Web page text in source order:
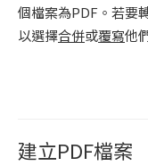
個檔案為PDF。若要
以選擇合併或覆寫他
建立PDF檔案